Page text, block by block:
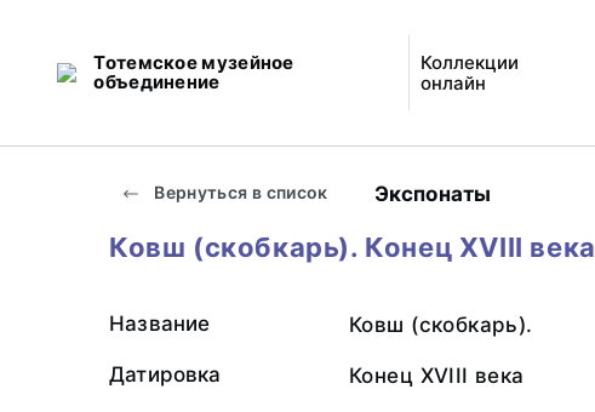
Тотемское музейное
объединение
Коллекции
онлайн
Вернуться в список Экспонаты
Ковш (скобкарь). Конец XVIII века
Название Ковш (скобкарь).
Датировка Конец XVIII века